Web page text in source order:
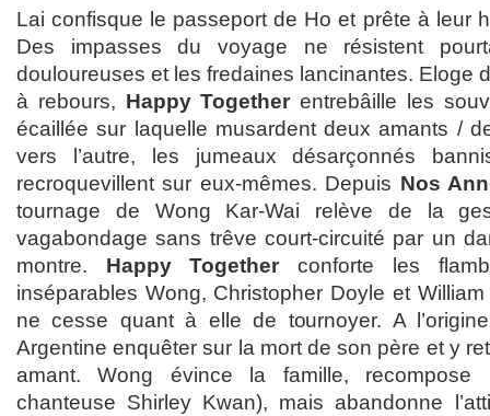
Lai confisque le passeport de Ho et prête à leur
Des impasses du voyage ne résistent
douloureuses et les fredaines lancinantes. Eloge
à rebours, Happy Together entrebâille les
écaillée sur laquelle musardent deux amants /
vers l’autre, les jumeaux désarçonnés
recroquevillent sur eux-mêmes. Depuis Nos
tournage de Wong Kar-Wai relève de la
vagabondage sans trêve court-circuité par un
montre. Happy Together conforte les
inséparables Wong, Christopher Doyle et William
ne cesse quant à elle de tournoyer. A
Argentine enquêter sur la mort de son père et y
amant. Wong évince la famille,
chanteuse Shirley Kwan), mais abandonne